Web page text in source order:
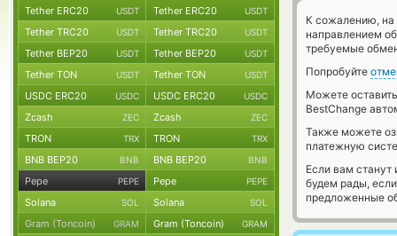
К сожалению, на
направлением
требуемые
Попробуйте
Можете
BestChange
Также можете
платежную
Если вам
будем рады,
предложенные
Tether ERC20 USDT Tether ERC20 USDT
Tether TRC20 USDT Tether TRC20 USDT
Tether BEP20 USDT Tether BEP20 USDT
Tether TON USDT Tether TON USDT
USDC ERC20 USDC USDC ERC20 USDC
Zcash ZEC Zcash ZEC
TRON TRX TRON TRX
BNB BEP20 BNB BNB BEP20 BNB
Pepe PEPE Pepe PEPE
Solana SOL Solana SOL
Gram (Toncoin) GRAM Gram (Toncoin) GRAM